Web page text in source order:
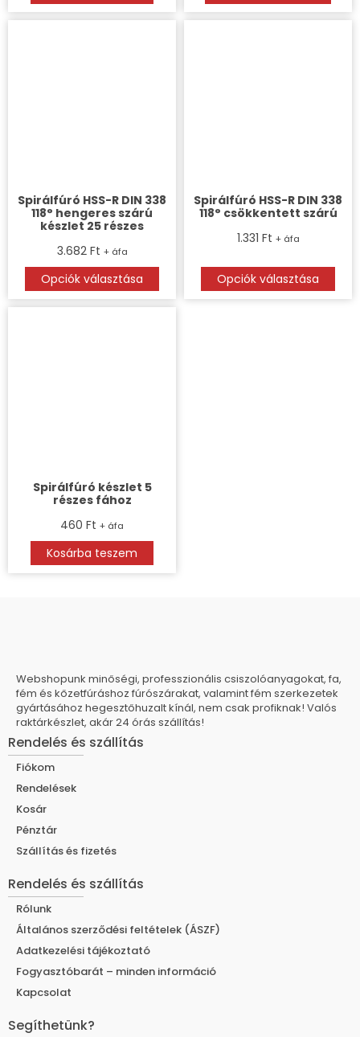
Spirálfúró HSS-R DIN 338
118° hengeres szárú
készlet 25 részes
3.682 Ft + áfa
Opciók választása
Spirálfúró HSS-R DIN 338
118° csökkentett szárú
1.331 Ft + áfa
Opciók választása
Spirálfúró készlet 5
részes fához
460 Ft + áfa
Kosárba teszem
Webshopunk minőségi, professzionális csiszolóanyagokat, fa,
fém és kőzetfúráshoz fúrószárakat, valamint fém szerkezetek
gyártásához hegesztőhuzalt kínál, nem csak profiknak! Valós
raktárkészlet, akár 24 órás szállítás!
Rendelés és szállítás
Fiókom
Rendelések
Kosár
Pénztár
Szállítás és fizetés
Rendelés és szállítás
Rólunk
Általános szerződési feltételek (ÁSZF)
Adatkezelési tájékoztató
Fogyasztóbarát – minden információ
Kapcsolat
Segíthetünk?